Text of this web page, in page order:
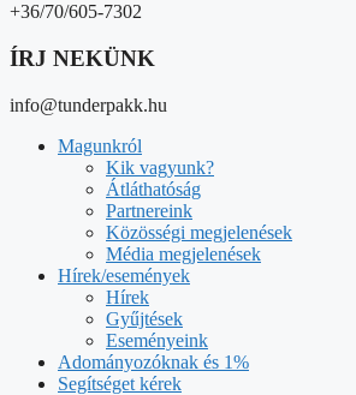
+36/70/605-7302
ÍRJ NEKÜNK
info@tunderpakk.hu
Magunkról
Kik vagyunk?
Átláthatóság
Partnereink
Közösségi megjelenések
Média megjelenések
Hírek/események
Hírek
Gyűjtések
Eseményeink
Adományozóknak és 1%
Segítséget kérek